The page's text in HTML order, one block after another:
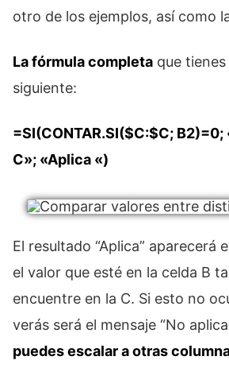
otro de los ejemplos, así como
La fórmula completa que
siguiente:
=SI(CONTAR.SI($C:$C; B2)=0;
C»; «Aplica «)
El resultado “Aplica” aparecerá
el valor que esté en la celda B
encuentre en la C. Si esto no
verás será el mensaje “No aplica
puedes escalar a otras